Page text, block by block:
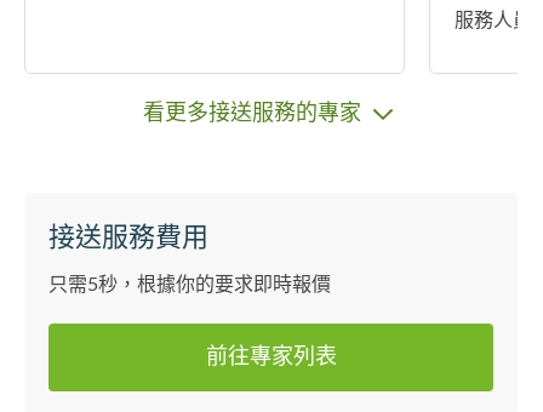
服務人員
因此提供
看更多接送服務的專家
接送服務費用
只需5秒，根據你的要求即時報價
前往專家列表